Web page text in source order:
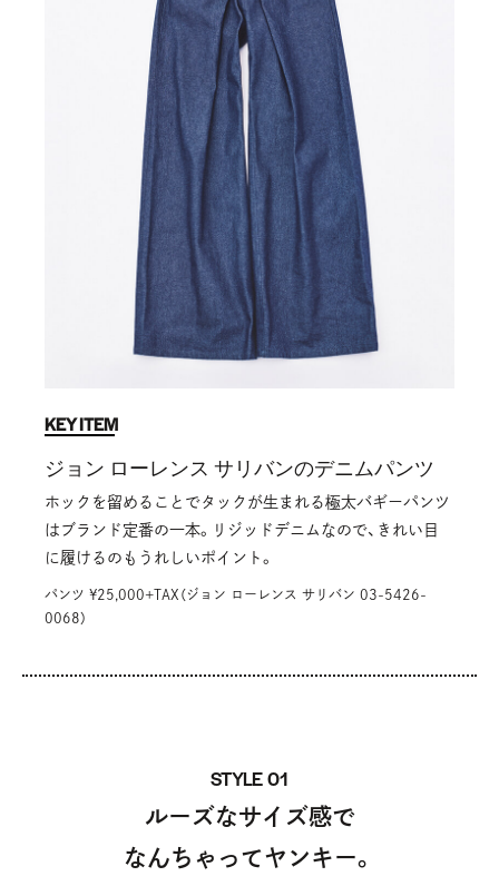
KEY ITEM
ジョン ローレンス サリバンのデニムパンツ
ホックを留めることでタックが生まれる極太バギーパンツ
はブランド定番の一本。リジッドデニムなので、きれい目
に履けるのもうれしいポイント。
パンツ ¥25,000+TAX（ジョン ローレンス サリバン 03-5426-
0068）
STYLE 01
ルーズなサイズ感で
なんちゃってヤンキー。